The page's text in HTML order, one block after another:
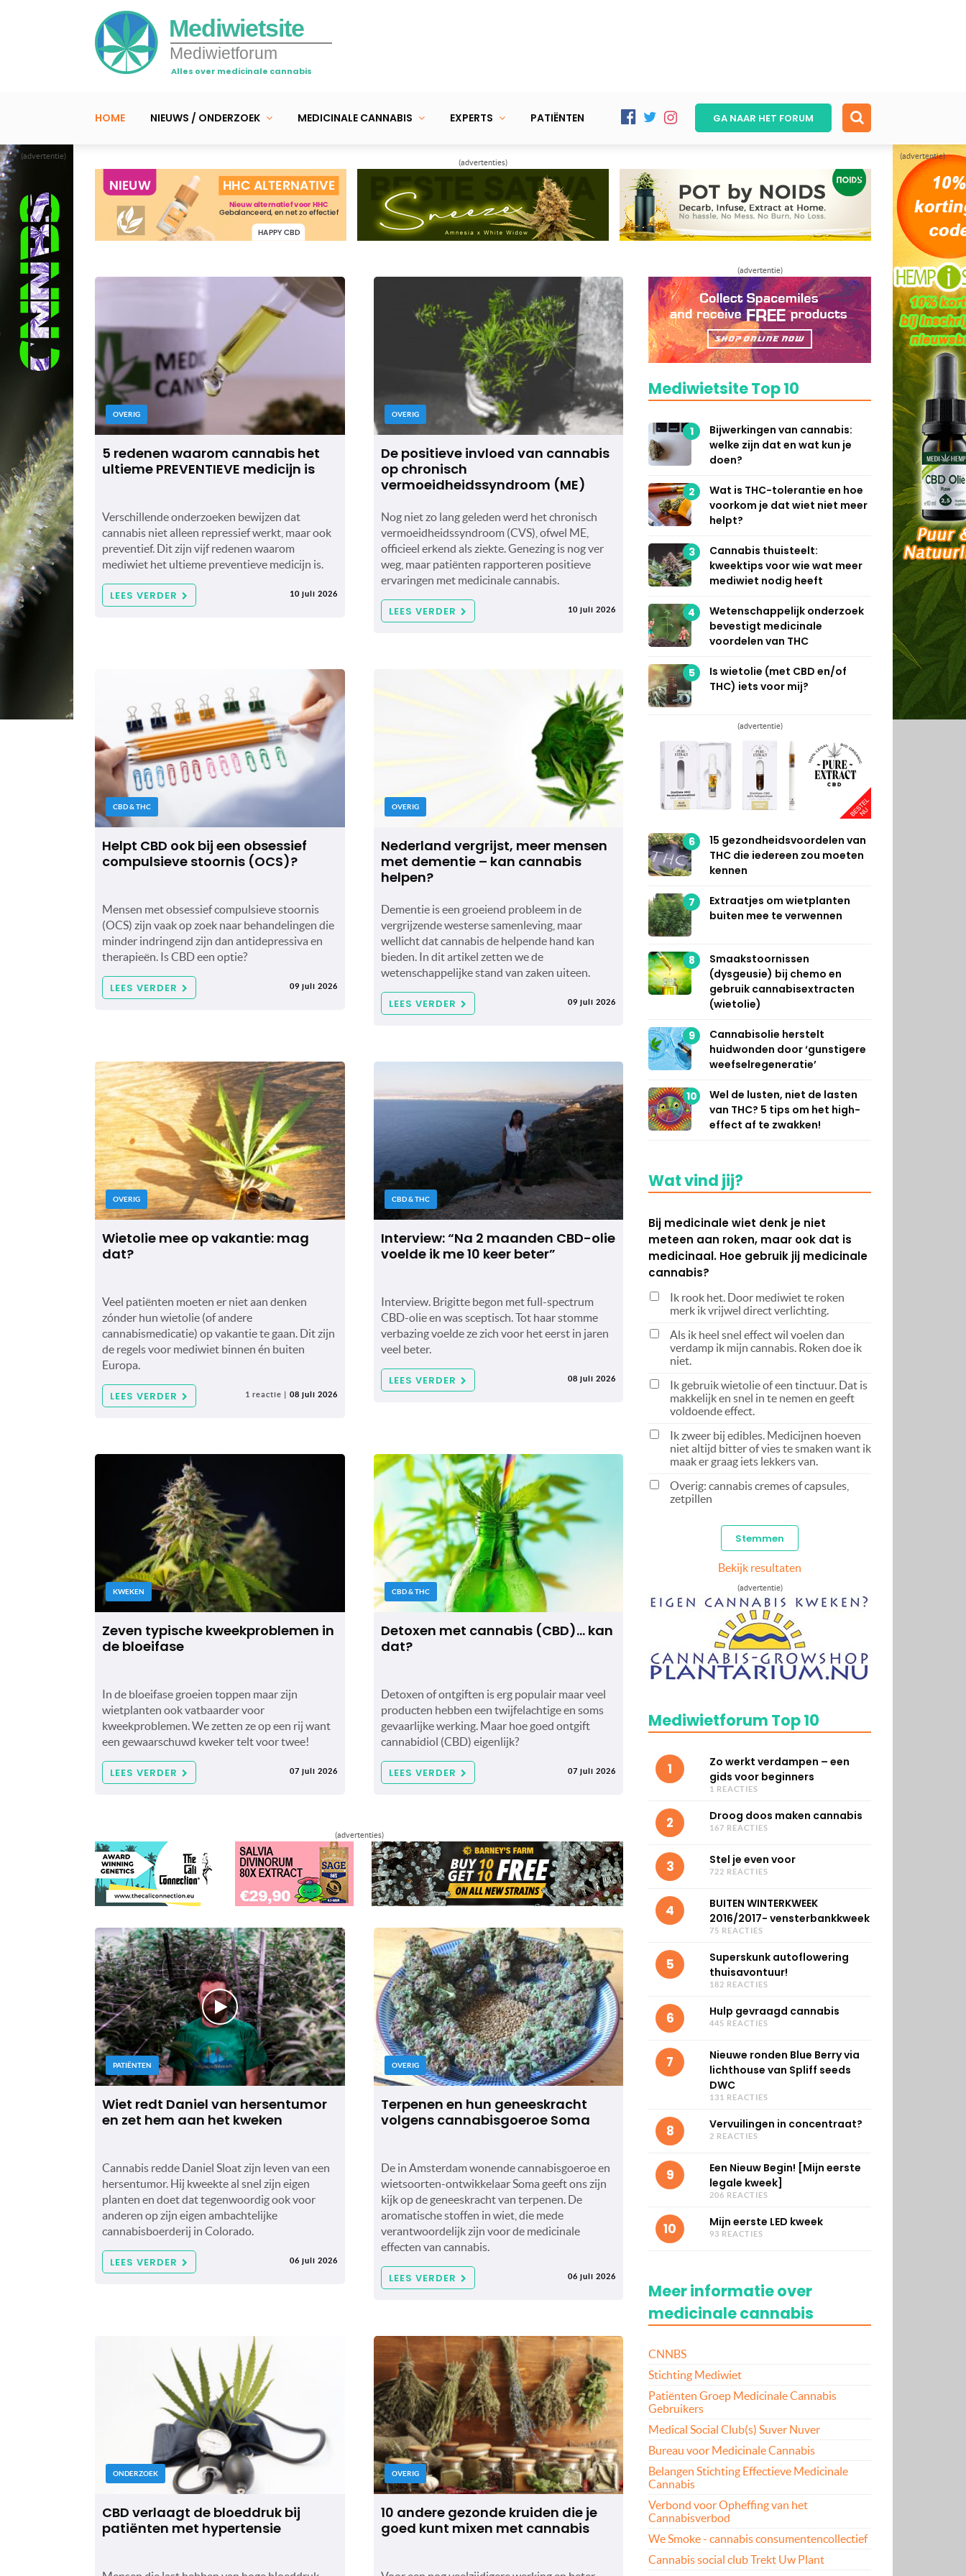
(advertentie) (advertentie)
Mediwietsite
Mediwietforum
Alles over medicinale cannabis
HOME NIEUWS / ONDERZOEK MEDICINALE CANNABIS EXPERTS PATIËNTEN GA NAAR HET FORUM
(advertenties)
OVERIG
5 redenen waarom cannabis het
ultieme PREVENTIEVE medicijn is
Verschillende onderzoeken bewijzen dat
cannabis niet alleen repressief werkt, maar ook
preventief. Dit zijn vijf redenen waarom
mediwiet het ultieme preventieve medicijn is.
LEES VERDER 10 juli 2026
OVERIG
De positieve invloed van cannabis
op chronisch
vermoeidheidssyndroom (ME)
Nog niet zo lang geleden werd het chronisch
vermoeidheidssyndroom (CVS), ofwel ME,
officieel erkend als ziekte. Genezing is nog ver
weg, maar patiënten rapporteren positieve
ervaringen met medicinale cannabis.
LEES VERDER 10 juli 2026
CBD & THC
Helpt CBD ook bij een obsessief
compulsieve stoornis (OCS)?
Mensen met obsessief compulsieve stoornis
(OCS) zijn vaak op zoek naar behandelingen die
minder indringend zijn dan antidepressiva en
therapieën. Is CBD een optie?
LEES VERDER 09 juli 2026
OVERIG
Nederland vergrijst, meer mensen
met dementie – kan cannabis
helpen?
Dementie is een groeiend probleem in de
vergrijzende westerse samenleving, maar
wellicht dat cannabis de helpende hand kan
bieden. In dit artikel zetten we de
wetenschappelijke stand van zaken uiteen.
LEES VERDER 09 juli 2026
OVERIG
Wietolie mee op vakantie: mag
dat?
Veel patiënten moeten er niet aan denken
zónder hun wietolie (of andere
cannabismedicatie) op vakantie te gaan. Dit zijn
de regels voor mediwiet binnen én buiten
Europa.
LEES VERDER 08 juli 2026
1 reactie |
CBD & THC
Interview: “Na 2 maanden CBD-olie
voelde ik me 10 keer beter”
Interview. Brigitte begon met full-spectrum
CBD-olie en was sceptisch. Tot haar stomme
verbazing voelde ze zich voor het eerst in jaren
veel beter.
LEES VERDER 08 juli 2026
KWEKEN
Zeven typische kweekproblemen in
de bloeifase
In de bloeifase groeien toppen maar zijn
wietplanten ook vatbaarder voor
kweekproblemen. We zetten ze op een rij want
een gewaarschuwd kweker telt voor twee!
LEES VERDER 07 juli 2026
CBD & THC
Detoxen met cannabis (CBD)… kan
dat?
Detoxen of ontgiften is erg populair maar veel
producten hebben een twijfelachtige en soms
gevaarlijke werking. Maar hoe goed ontgift
cannabidiol (CBD) eigenlijk?
LEES VERDER 07 juli 2026
(advertenties)
PATIËNTEN
Wiet redt Daniel van hersentumor
en zet hem aan het kweken
Cannabis redde Daniel Sloat zijn leven van een
hersentumor. Hij kweekte al snel zijn eigen
planten en doet dat tegenwoordig ook voor
anderen op zijn eigen ambachtelijke
cannabisboerderij in Colorado.
LEES VERDER 06 juli 2026
OVERIG
Terpenen en hun geneeskracht
volgens cannabisgoeroe Soma
De in Amsterdam wonende cannabisgoeroe en
wietsoorten-ontwikkelaar Soma geeft ons zijn
kijk op de geneeskracht van terpenen. De
aromatische stoffen in wiet, die mede
verantwoordelijk zijn voor de medicinale
effecten van cannabis.
LEES VERDER 06 juli 2026
ONDERZOEK
CBD verlaagt de bloeddruk bij
patiënten met hypertensie
OVERIG
10 andere gezonde kruiden die je
goed kunt mixen met cannabis
(advertentie)
Mediwietsite Top 10
1
Bijwerkingen van cannabis:
welke zijn dat en wat kun je
doen?
2
Wat is THC-tolerantie en hoe
voorkom je dat wiet niet meer
helpt?
3
Cannabis thuisteelt:
kweektips voor wie wat meer
mediwiet nodig heeft
4
Wetenschappelijk onderzoek
bevestigt medicinale
voordelen van THC
5
Is wietolie (met CBD en/of
THC) iets voor mij?
(advertentie)
6
15 gezondheidsvoordelen van
THC die iedereen zou moeten
kennen
7
Extraatjes om wietplanten
buiten mee te verwennen
8
Smaakstoornissen
(dysgeusie) bij chemo en
gebruik cannabisextracten
(wietolie)
9
Cannabisolie herstelt
huidwonden door ‘gunstigere
weefselregeneratie’
10
Wel de lusten, niet de lasten
van THC? 5 tips om het high-
effect af te zwakken!
Wat vind jij?
Bij medicinale wiet denk je niet
meteen aan roken, maar ook dat is
medicinaal. Hoe gebruik jij medicinale
cannabis?
Ik rook het. Door mediwiet te roken
merk ik vrijwel direct verlichting.
Als ik heel snel effect wil voelen dan
verdamp ik mijn cannabis. Roken doe ik
niet.
Ik gebruik wietolie of een tinctuur. Dat is
makkelijk en snel in te nemen en geeft
voldoende effect.
Ik zweer bij edibles. Medicijnen hoeven
niet altijd bitter of vies te smaken want ik
maak er graag iets lekkers van.
Overig: cannabis cremes of capsules,
zetpillen
Bekijk resultaten
(advertentie)
Mediwietforum Top 10
1
Zo werkt verdampen – een
gids voor beginners
1 REACTIES
2 Droog doos maken cannabis
167 REACTIES
3 Stel je even voor
722 REACTIES
4
BUITEN WINTERKWEEK
2016/2017- vensterbankkweek
75 REACTIES
5
Superskunk autoflowering
thuisavontuur!
182 REACTIES
6 Hulp gevraagd cannabis
445 REACTIES
7
Nieuwe ronden Blue Berry via
lichthouse van Spliff seeds
DWC
131 REACTIES
8 Vervuilingen in concentraat?
2 REACTIES
9
Een Nieuw Begin! [Mijn eerste
legale kweek]
206 REACTIES
10 Mijn eerste LED kweek
93 REACTIES
Meer informatie over
medicinale cannabis
CNNBS
Stichting Mediwiet
Patiënten Groep Medicinale Cannabis
Gebruikers
Medical Social Club(s) Suver Nuver
Bureau voor Medicinale Cannabis
Belangen Stichting Effectieve Medicinale
Cannabis
Verbond voor Opheffing van het
Cannabisverbod
We Smoke - cannabis consumentencollectief
Cannabis social club Trekt Uw Plant